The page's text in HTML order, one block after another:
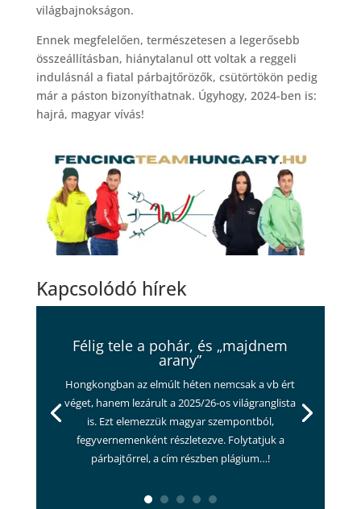
világbajnokságon.
Ennek megfelelően, természetesen a legerősebb
összeállításban, hiánytalanul ott voltak a reggeli
indulásnál a fiatal párbajtőrözők, csütörtökön pedig
már a páston bizonyíthatnak. Úgyhogy, 2024-ben is:
hajrá, magyar vívás!
Kapcsolódó hírek
Félig tele a pohár, és „majdnem
arany”
Hongkongban az elmúlt héten nemcsak a vb ért
véget, hanem lezárult a 2025/26-os világranglista
is. Ezt elemezzük magyar szempontból,
fegyvernemenként részletezve. Folytatjuk a
párbajtőrrel, a cím részben plágium…!